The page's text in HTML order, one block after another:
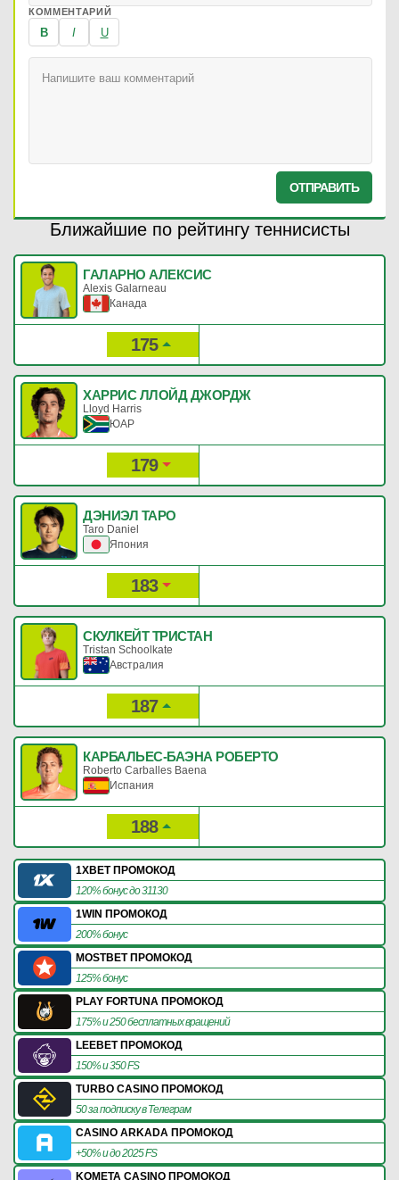
КОММЕНТАРИЙ
B I U
ОТПРАВИТЬ
Ближайшие по рейтингу теннисисты
ГАЛАРНО АЛЕКСИС
Alexis Galarneau
Канада
175
ХАРРИС ЛЛОЙД ДЖОРДЖ
Lloyd Harris
ЮАР
179
ДЭНИЭЛ ТАРО
Taro Daniel
Япония
183
СКУЛКЕЙТ ТРИСТАН
Tristan Schoolkate
Австралия
187
КАРБАЛЬЕС-БАЭНА РОБЕРТО
Roberto Carballes Baena
Испания
188
1XBET ПРОМОКОД
120% бонус до 31130
1WIN ПРОМОКОД
200% бонус
MOSTBET ПРОМОКОД
125% бонус
PLAY FORTUNA ПРОМОКОД
175% и 250 бесплатных вращений
LEEBET ПРОМОКОД
150% и 350 FS
TURBO CASINO ПРОМОКОД
50 за подписку в Телеграм
CASINO ARKADA ПРОМОКОД
+50% и до 2025 FS
KOMETA CASINO ПРОМОКОД